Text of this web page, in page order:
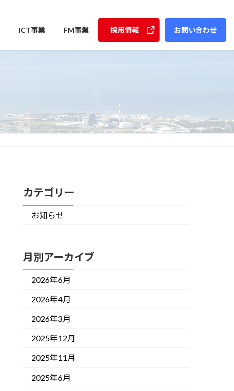
ICT事業 FM事業 採用情報 お問い合わせ
カテゴリー
お知らせ
月別アーカイブ
2026年6月
2026年4月
2026年3月
2025年12月
2025年11月
2025年6月